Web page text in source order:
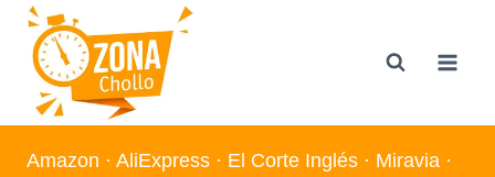
Saltar
contenido
Amazon · AliExpress · El Corte Inglés · Miravia ·